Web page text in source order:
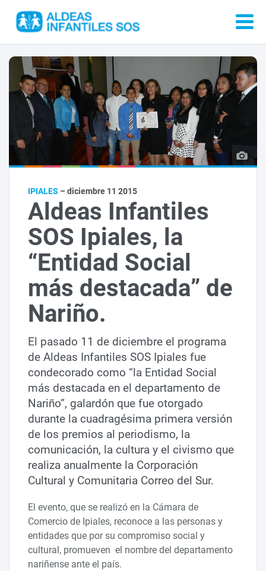
IPIALES – diciembre 11 2015
Aldeas Infantiles
SOS Ipiales, la
“Entidad Social
más destacada” de
Nariño.
El pasado 11 de diciembre el programa
de Aldeas Infantiles SOS Ipiales fue
condecorado como “la Entidad Social
más destacada en el departamento de
Nariño”, galardón que fue otorgado
durante la cuadragésima primera versión
de los premios al periodismo, la
comunicación, la cultura y el civismo que
realiza anualmente la Corporación
Cultural y Comunitaria Correo del Sur.
El evento, que se realizó en la Cámara de
Comercio de Ipiales, reconoce a las personas y
entidades que por su compromiso social y
cultural, promueven el nombre del departamento
nariñense ante el país.